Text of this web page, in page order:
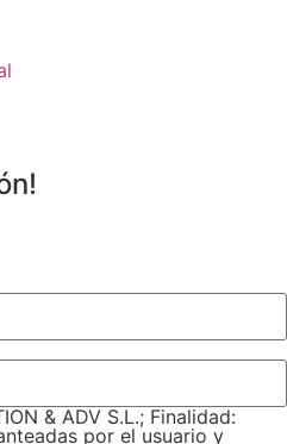
& ADV S.L.; Finalidad:
por el usuario y